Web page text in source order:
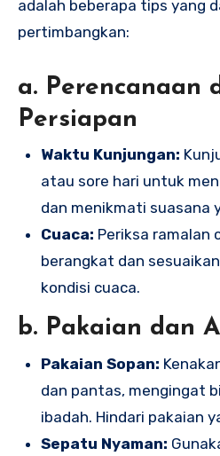
adalah beberapa tips yang
pertimbangkan:
a. Perencanaan
Persiapan
Waktu Kunjungan:
atau sore hari untuk
dan menikmati suasana
Cuaca: Periksa ramalan
berangkat dan
kondisi cuaca.
b. Pakaian dan
Pakaian Sopan:
dan pantas, mengingat
ibadah. Hindari pakaian
Sepatu Nyaman: